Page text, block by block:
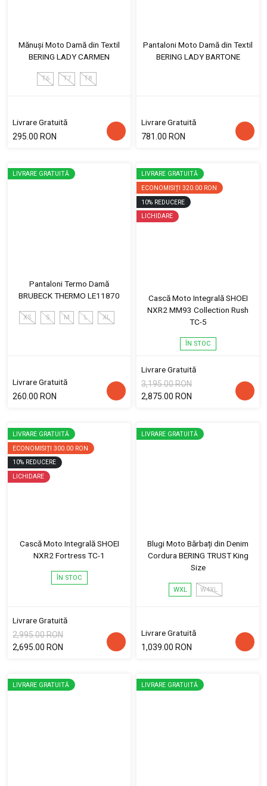
Mănuși Moto Damă din Textil
BERING LADY CARMEN
T6 T7 T8
Livrare Gratuită
295.00 RON
Pantaloni Moto Damă din Textil
BERING LADY BARTONE
Livrare Gratuită
781.00 RON
LIVRARE GRATUITĂ
Pantaloni Termo Damă
BRUBECK THERMO LE11870
XS S M L XL
Livrare Gratuită
260.00 RON
LIVRARE GRATUITĂ
ECONOMISIȚI 320.00 RON
10% REDUCERE
LICHIDARE
Cască Moto Integrală SHOEI
NXR2 MM93 Collection Rush
TC-5
ÎN STOC
Livrare Gratuită
3,195.00 RON
2,875.00 RON
LIVRARE GRATUITĂ
ECONOMISIȚI 300.00 RON
10% REDUCERE
LICHIDARE
Cască Moto Integrală SHOEI
NXR2 Fortress TC-1
ÎN STOC
Livrare Gratuită
2,995.00 RON
2,695.00 RON
LIVRARE GRATUITĂ
Blugi Moto Bărbați din Denim
Cordura BERING TRUST King
Size
WXL W4XL
Livrare Gratuită
1,039.00 RON
LIVRARE GRATUITĂ LIVRARE GRATUITĂ